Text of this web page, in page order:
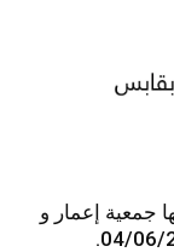
جمعية إعمار و